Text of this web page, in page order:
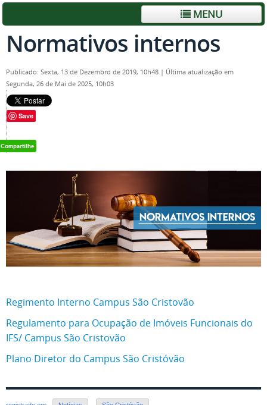
MENU
Normativos internos
Publicado: Sexta, 13 de Dezembro de 2019, 10h48 | Última atualização em
Segunda, 26 de Mai de 2025, 10h03
Save
Regimento Interno Campus São Cristovão
Regulamento para Ocupação de Imóveis Funcionais do
IFS/ Campus São Cristovão
Plano Diretor do Campus São Cristóvão